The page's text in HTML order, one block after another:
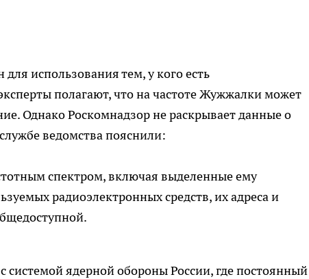
использования тем, у кого есть
полагают, что на частоте Жужжалки может
Однако Роскомнадзор не раскрывает данные о
ведомства пояснили:
спектром, включая выделенные ему
радиоэлектронных средств, их адреса и
системой ядерной обороны России, где постоянный